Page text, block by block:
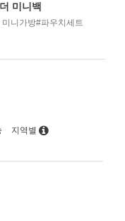
미니백
니가방#파우치세트
지역별